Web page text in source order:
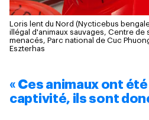
Loris lent du Nord (Nycticebus
illégal d'animaux sauvages, Centre de
menacés, Parc national de Cuc
Eszterhas
« Ces animaux ont
captivité, ils sont